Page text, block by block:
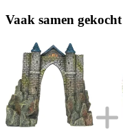
Vaak samen